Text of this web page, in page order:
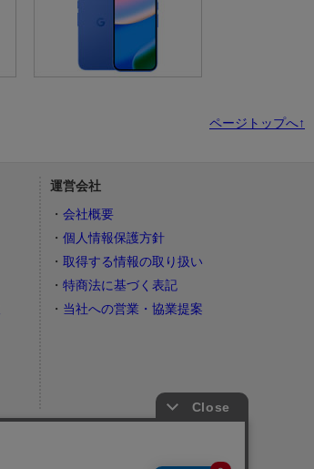
ページトップへ↑
運営会社
会社概要
個人情報保護方針
取得する情報の取り扱い
特商法に基づく表記
当社への営業・協業提案